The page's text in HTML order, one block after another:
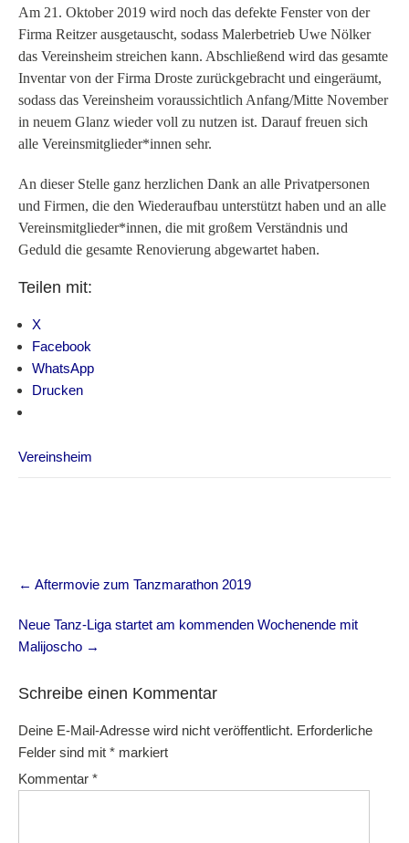
Am 21. Oktober 2019 wird noch das defekte Fenster von der
Firma Reitzer ausgetauscht, sodass Malerbetrieb Uwe Nölker
das Vereinsheim streichen kann. Abschließend wird das gesamte
Inventar von der Firma Droste zurückgebracht und eingeräumt,
sodass das Vereinsheim voraussichtlich Anfang/Mitte November
in neuem Glanz wieder voll zu nutzen ist. Darauf freuen sich
alle Vereinsmitglieder*innen sehr.
An dieser Stelle ganz herzlichen Dank an alle Privatpersonen
und Firmen, die den Wiederaufbau unterstützt haben und an alle
Vereinsmitglieder*innen, die mit großem Verständnis und
Geduld die gesamte Renovierung abgewartet haben.
Teilen mit:
X
Facebook
WhatsApp
Drucken
Vereinsheim
Post
navigation
← Aftermovie zum Tanzmarathon 2019
Neue Tanz-Liga startet am kommenden Wochenende mit
Malijoscho →
Schreibe einen Kommentar
Deine E-Mail-Adresse wird nicht veröffentlicht. Erforderliche
Felder sind mit * markiert
Kommentar *